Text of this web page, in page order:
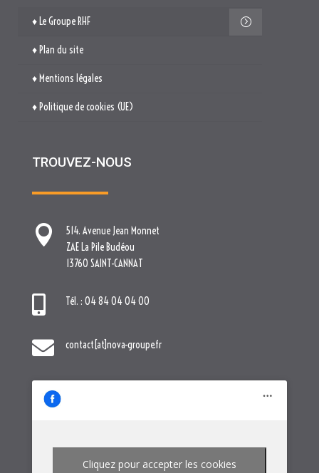
♦ Le Groupe RHF
♦ Plan du site
♦ Mentions légales
♦ Politique de cookies (UE)
TROUVEZ-NOUS

514. Avenue Jean Monnet
ZAE La Pile Budéou
13760 SAINT-CANNAT
 Tél. : 04 84 04 04 00
 contact[at]nova-groupe.fr
Cliquez pour accepter les cookies